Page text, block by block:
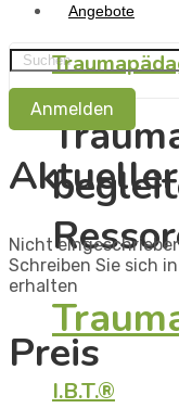
Angebote
I.B.T.®
Anmelden
Nicht
Schreiben Sie sich
erhalten
Preis